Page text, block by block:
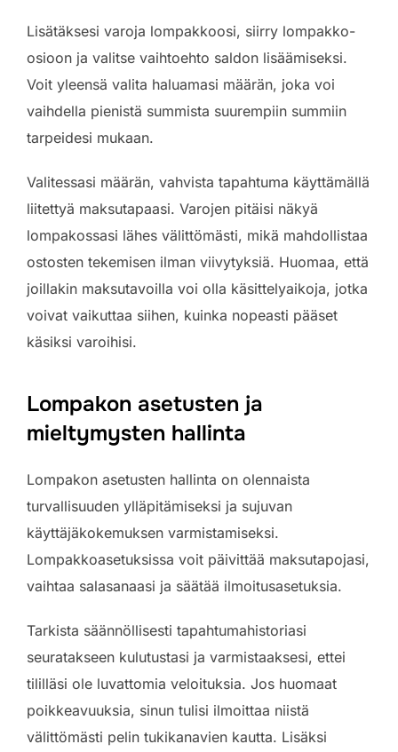
Lisätäksesi varoja lompakkoosi, siirry lompakko-
osioon ja valitse vaihtoehto saldon lisäämiseksi.
Voit yleensä valita haluamasi määrän, joka voi
vaihdella pienistä summista suurempiin summiin
tarpeidesi mukaan.
Valitessasi määrän, vahvista tapahtuma käyttämällä
liitettyä maksutapaasi. Varojen pitäisi näkyä
lompakossasi lähes välittömästi, mikä mahdollistaa
ostosten tekemisen ilman viivytyksiä. Huomaa, että
joillakin maksutavoilla voi olla käsittelyaikoja, jotka
voivat vaikuttaa siihen, kuinka nopeasti pääset
käsiksi varoihisi.
Lompakon asetusten ja
mieltymysten hallinta
Lompakon asetusten hallinta on olennaista
turvallisuuden ylläpitämiseksi ja sujuvan
käyttäjäkokemuksen varmistamiseksi.
Lompakkoasetuksissa voit päivittää maksutapojasi,
vaihtaa salasanaasi ja säätää ilmoitusasetuksia.
Tarkista säännöllisesti tapahtumahistoriasi
seuratakseen kulutustasi ja varmistaaksesi, ettei
tililläsi ole luvattomia veloituksia. Jos huomaat
poikkeavuuksia, sinun tulisi ilmoittaa niistä
välittömästi pelin tukikanavien kautta. Lisäksi